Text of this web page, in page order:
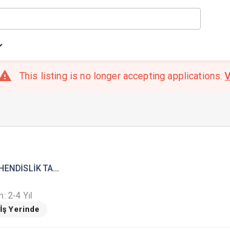
This listing is no longer accepting applications.
ARMCO ELEKTRİK ELEKTRONİK MÜHENDİSLİK TAAHHÜT SANAYİ VE TİCARET A.Ş.
2-4 Yıl
İş Yerinde